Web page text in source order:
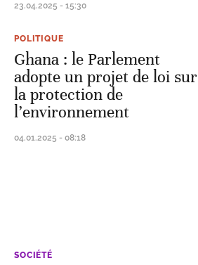
23.04.2025 - 15:30
POLITIQUE
Ghana : le Parlement
adopte un projet de loi sur
la protection de
l’environnement
04.01.2025 - 08:18
SOCIÉTÉ